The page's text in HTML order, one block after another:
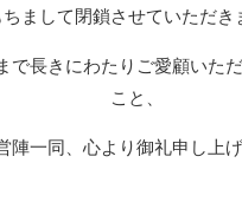
まして閉鎖させていただき
で長きにわたりご愛顧いた
こと、
陣一同、心より御礼申し上げ